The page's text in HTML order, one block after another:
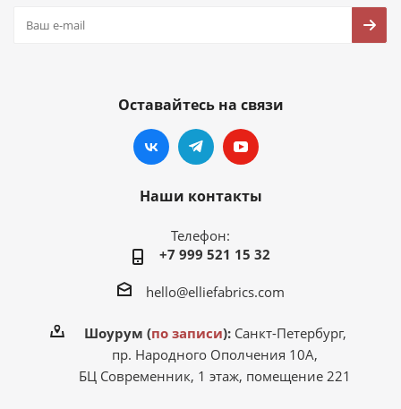
Оставайтесь на связи
Наши контакты
Телефон:
+7 999 521 15 32
hello@elliefabrics.com
Шоурум (по записи):Санкт-Петербург,
пр. Народного Ополчения 10А,
БЦ Современник, 1 этаж, помещение 221